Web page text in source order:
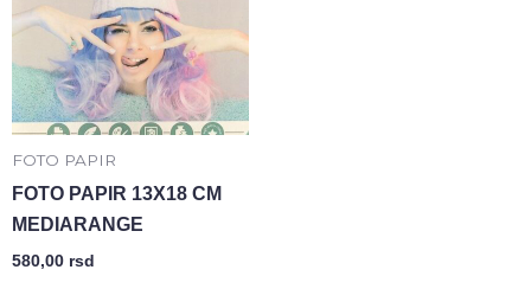
FOTO PAPIR
FOTO PAPIR 13X18 CM
MEDIARANGE
580,00 rsd